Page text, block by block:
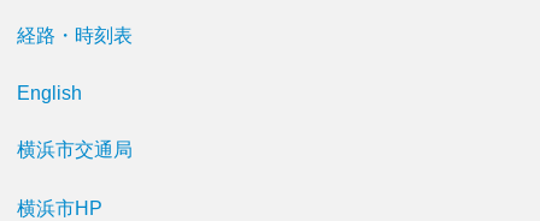
経路・時刻表
English
横浜市交通局
横浜市HP